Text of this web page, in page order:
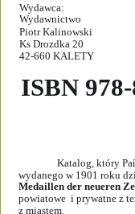
Wydawca:
Wydawnictwo
Piotr Kalinowski
Ks Drozdka 20
42-660 KALETY
ISBN
Katalog, który
wydanego w 1901 roku
Medaillen der neueren
powiatowe  i prywatne z
z miastem.